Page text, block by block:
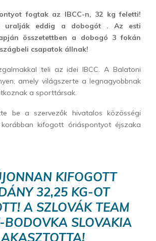
fogtak az IBCC-n, 32 kg feletti!
uralják eddig a dobogót . Az esti
összetettben a dobogó 3 fokán
csapatok állnak!
teli az idei IBCC. A Balatoni
amely világszerte a legnagyobbnak
a sporttársak.
be a szervezők hivatalos közösségi
kifogott óriáspontyot éjszaka
KIFOGOTT
32,25 KG-OT
A SZLOVÁK TEAM
BODOVKA SLOVAKIA
AKASZTOTTA!